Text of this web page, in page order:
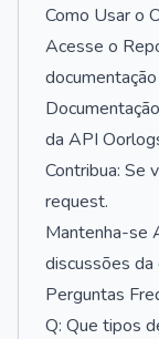
Como Usar o
Acesse o
da API
Contribua: Se
request.
Mantenha-se
discussões da
Perguntas
Q: Que tipos